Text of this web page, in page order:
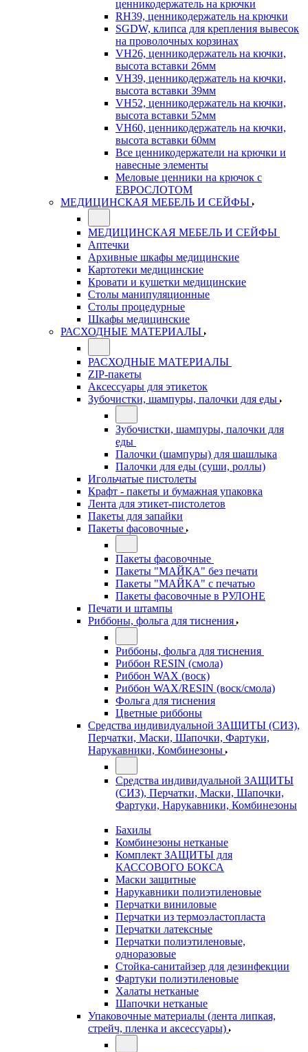
ценникодержатель на крючки
RH39, ценникодержатель на крючки
SGDW, клипса для крепления вывесок
на проволочных корзинах
VH26, ценникодержатель на кючки,
высота вставки 26мм
VH39, ценникодержатель на кючки,
высота вставки 39мм
VH52, ценникодержатель на кючки,
высота вставки 52мм
VH60, ценникодержатель на кючки,
высота вставки 60мм
Все ценникодержатели на крючки и
навесные элементы
Меловые ценники на крючок с
ЕВРОСЛОТОМ
МЕДИЦИНСКАЯ МЕБЕЛЬ И СЕЙФЫ
МЕДИЦИНСКАЯ МЕБЕЛЬ И СЕЙФЫ
Аптечки
Архивные шкафы медицинские
Картотеки медицинские
Кровати и кушетки медицинские
Столы манипуляционные
Столы процедурные
Шкафы медицинские
РАСХОДНЫЕ МАТЕРИАЛЫ
РАСХОДНЫЕ МАТЕРИАЛЫ
ZIP-пакеты
Аксессуары для этикеток
Зубочистки, шампуры, палочки для еды
Зубочистки, шампуры, палочки для
еды
Палочки (шампуры) для шашлыка
Палочки для еды (суши, роллы)
Игольчатые пистолеты
Крафт - пакеты и бумажная упаковка
Лента для этикет-пистолетов
Пакеты для запайки
Пакеты фасовочные
Пакеты фасовочные
Пакеты "МАЙКА" без печати
Пакеты "МАЙКА" с печатью
Пакеты фасовочные в РУЛОНЕ
Печати и штампы
Риббоны, фольга для тиснения
Риббоны, фольга для тиснения
Риббон RESIN (смола)
Риббон WAX (воск)
Риббон WAX/RESIN (воск/смола)
Фольга для тиснения
Цветные риббоны
Средства индивидуальной ЗАЩИТЫ (СИЗ),
Перчатки, Маски, Шапочки, Фартуки,
Нарукавники, Комбинезоны
Средства индивидуальной ЗАЩИТЫ
(СИЗ), Перчатки, Маски, Шапочки,
Фартуки, Нарукавники, Комбинезоны
Бахилы
Комбинезоны нетканые
Комплект ЗАЩИТЫ для
КАССОВОГО БОКСА
Маски защитные
Нарукавники полиэтиленовые
Перчатки виниловые
Перчатки из термоэластопласта
Перчатки латексные
Перчатки полиэтиленовые,
одноразовые
Стойка-санитайзер для дезинфекции
Фартуки полиэтиленовые
Халаты нетканые
Шапочки нетканые
Упаковочные материалы (лента липкая,
стрейч, пленка и аксессуары)